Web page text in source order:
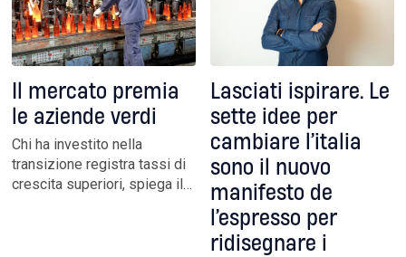
Il mercato premia
le aziende verdi
Chi ha investito nella
transizione registra tassi di
crescita superiori, spiega il
Lasciati ispirare. Le
sette idee per
cambiare l’italia
sono il nuovo
manifesto de
l’espresso per
ridisegnare i